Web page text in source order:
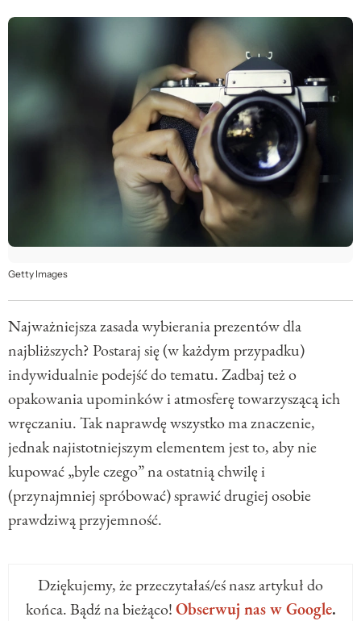
Getty Images
Najważniejsza zasada wybierania prezentów dla
najbliższych? Postaraj się (w każdym przypadku)
indywidualnie podejść do tematu. Zadbaj też o
opakowania upominków i atmosferę towarzyszącą ich
wręczaniu. Tak naprawdę wszystko ma znaczenie,
jednak najistotniejszym elementem jest to, aby nie
kupować „byle czego” na ostatnią chwilę i
(przynajmniej spróbować) sprawić drugiej osobie
prawdziwą przyjemność.
Dziękujemy, że przeczytałaś/eś nasz artykuł do
końca. Bądź na bieżąco!Obserwuj nas w Google.